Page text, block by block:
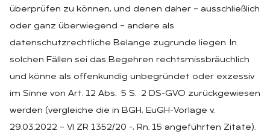
überprüfen zu können, und denen daher – ausschließlich
oder ganz überwiegend – andere als
datenschutzrechtliche Belange zugrunde liegen. In
solchen Fällen sei das Begehren rechtsmissbräuchlich
und könne als offenkundig unbegründet oder exzessiv
im Sinne von Art. 12 Abs. 5 S. 2 DS-GVO zurückgewiesen
werden (vergleiche die in BGH, EuGH-Vorlage v.
29.03.2022 – VI ZR 1352/20 -, Rn. 15 angeführten Zitate).